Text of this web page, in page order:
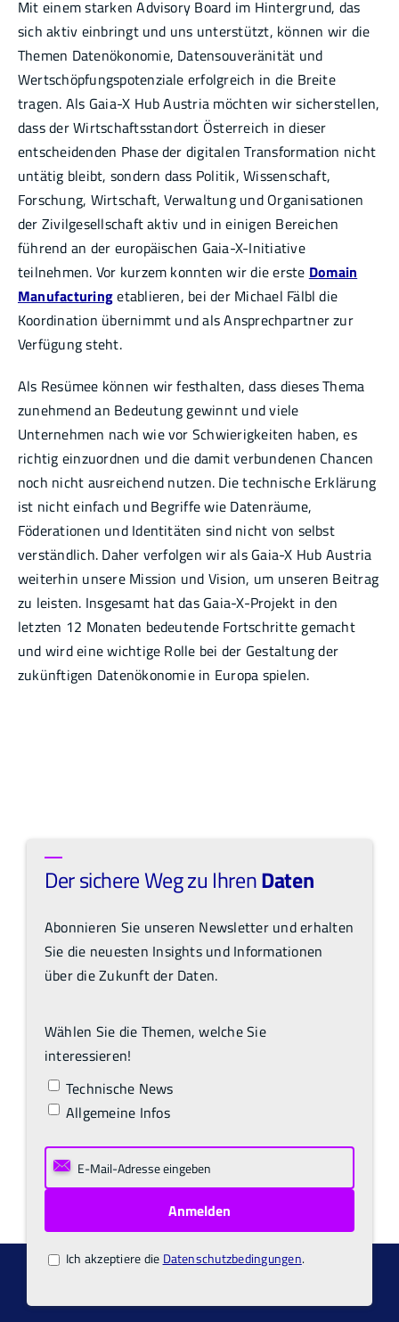
Mit einem starken Advisory Board im Hintergrund, das
sich aktiv einbringt und uns unterstützt, können wir die
Themen Datenökonomie, Datensouveränität und
Wertschöpfungspotenziale erfolgreich in die Breite
tragen. Als Gaia-X Hub Austria möchten wir sicherstellen,
dass der Wirtschaftsstandort Österreich in dieser
entscheidenden Phase der digitalen Transformation nicht
untätig bleibt, sondern dass Politik, Wissenschaft,
Forschung, Wirtschaft, Verwaltung und Organisationen
der Zivilgesellschaft aktiv und in einigen Bereichen
führend an der europäischen Gaia-X-Initiative
teilnehmen. Vor kurzem konnten wir die erste Domain
Manufacturingetablieren, bei der Michael Fälbl die
Koordination übernimmt und als Ansprechpartner zur
Verfügung steht.
Als Resümee können wir festhalten, dass dieses Thema
zunehmend an Bedeutung gewinnt und viele
Unternehmen nach wie vor Schwierigkeiten haben, es
richtig einzuordnen und die damit verbundenen Chancen
noch nicht ausreichend nutzen. Die technische Erklärung
ist nicht einfach und Begriffe wie Datenräume,
Föderationen und Identitäten sind nicht von selbst
verständlich. Daher verfolgen wir als Gaia-X Hub Austria
weiterhin unsere Mission und Vision, um unseren Beitrag
zu leisten. Insgesamt hat das Gaia-X-Projekt in den
letzten 12 Monaten bedeutende Fortschritte gemacht
und wird eine wichtige Rolle bei der Gestaltung der
zukünftigen Datenökonomie in Europa spielen.
Der sichere Weg zu IhrenDaten
Abonnieren Sie unseren Newsletter und erhalten
Sie die neuesten Insights und Informationen
über die Zukunft der Daten.
Wählen Sie die Themen, welche Sie
interessieren!
Technische News
Allgemeine Infos
Ich akzeptiere die Datenschutzbedingungen.